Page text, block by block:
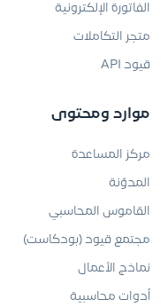
الفاتورة الإلكترونية
متجر التكاملات
قيود API
موارد ومحتوى
مركز المساعدة
المدوّنة
القاموس المحاسبي
مجتمع قيود (بودكاست)
نماذج الأعمال
أدوات محاسبية